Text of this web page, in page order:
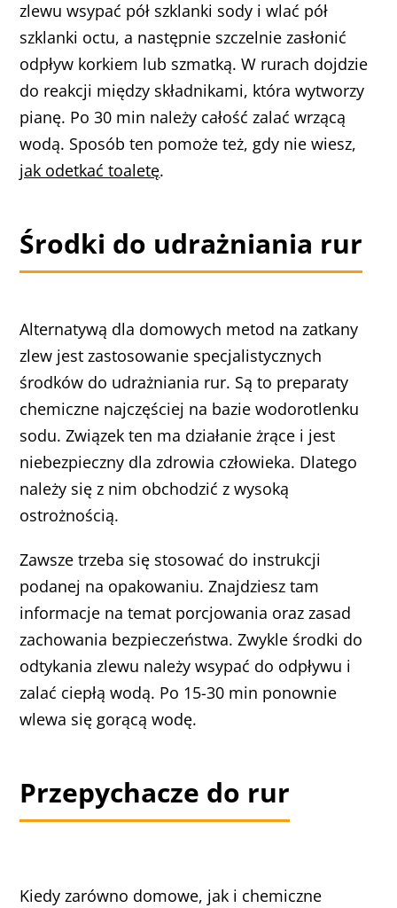
zlewu wsypać pół szklanki sody i wlać pół
szklanki octu, a następnie szczelnie zasłonić
odpływ korkiem lub szmatką. W rurach dojdzie
do reakcji między składnikami, która wytworzy
pianę. Po 30 min należy całość zalać wrzącą
wodą. Sposób ten pomoże też, gdy nie wiesz,
jak odetkać toaletę.
Środki do udrażniania rur
Alternatywą dla domowych metod na zatkany
zlew jest zastosowanie specjalistycznych
środków do udrażniania rur. Są to preparaty
chemiczne najczęściej na bazie wodorotlenku
sodu. Związek ten ma działanie żrące i jest
niebezpieczny dla zdrowia człowieka. Dlatego
należy się z nim obchodzić z wysoką
ostrożnością.
Zawsze trzeba się stosować do instrukcji
podanej na opakowaniu. Znajdziesz tam
informacje na temat porcjowania oraz zasad
zachowania bezpieczeństwa. Zwykle środki do
odtykania zlewu należy wsypać do odpływu i
zalać ciepłą wodą. Po 15-30 min ponownie
wlewa się gorącą wodę.
Przepychacze do rur
Kiedy zarówno domowe, jak i chemiczne